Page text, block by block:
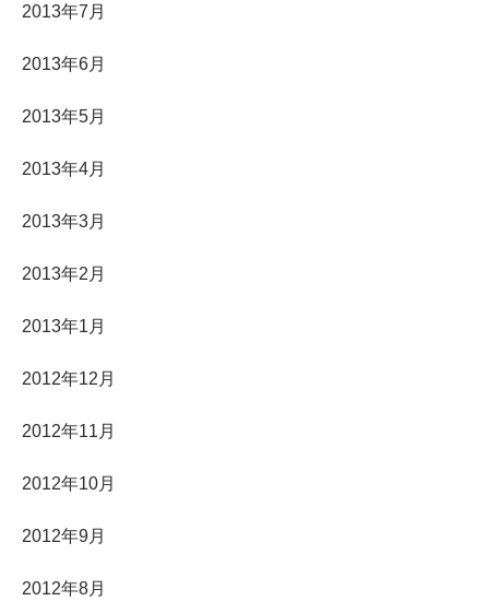
2013年7月
2013年6月
2013年5月
2013年4月
2013年3月
2013年2月
2013年1月
2012年12月
2012年11月
2012年10月
2012年9月
2012年8月